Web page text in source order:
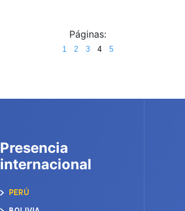
Páginas:
1 2 3 4 5
Presencia
internacional
PERÚ